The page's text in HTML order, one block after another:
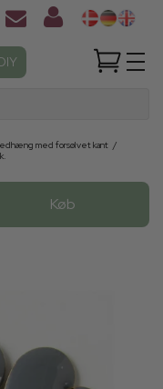
med forsølvet kant /
Køb